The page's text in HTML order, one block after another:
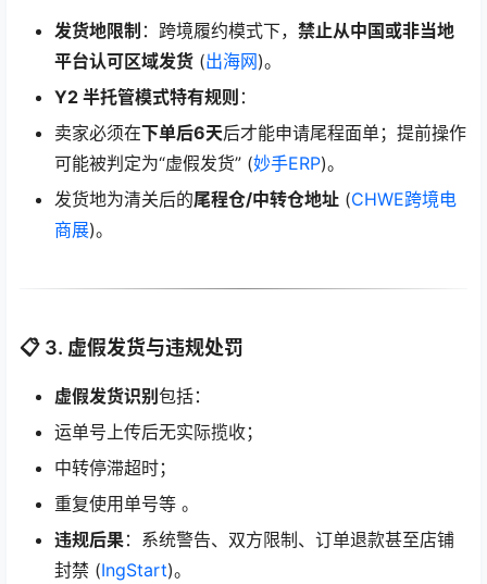
发货地限制 ：跨境履约模式下， 禁止从中国或非当地
平台认可区域发货 (出海网)。
Y2 半托管模式特有规则 ：
卖家必须在下单后6天后才能申请尾程面单；提前操作
可能被判定为“虚假发货” (妙手ERP)。
发货地为清关后的尾程仓/中转仓地址 (CHWE跨境电
商展)。
📋 3. 虚假发货与违规处罚
虚假发货识别包括：
运单号上传后无实际揽收；
中转停滞超时；
重复使用单号等 。
违规后果：系统警告、双方限制、订单退款甚至店铺
封禁 (IngStart)。